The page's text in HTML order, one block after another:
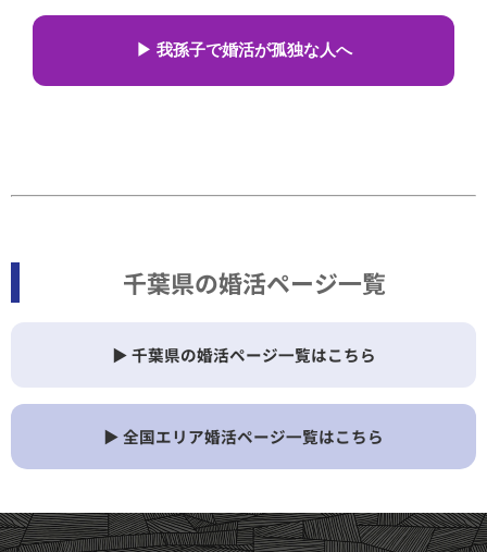
▶ 我孫子で婚活が孤独な人へ
千葉県の婚活ページ一覧
▶ 千葉県の婚活ページ一覧はこちら
▶ 全国エリア婚活ページ一覧はこちら